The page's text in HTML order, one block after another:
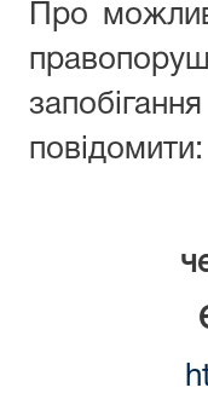
Про
повідомити: